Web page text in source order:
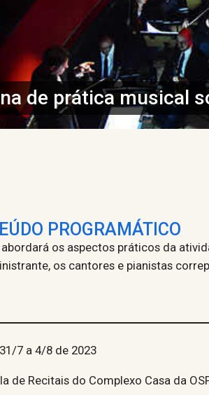
de prática musical
PROGRAMÁTICO
os aspectos práticos da
os cantores e pianistas
7 a 4/8 de 2023
de Recitais do Complexo Casa da